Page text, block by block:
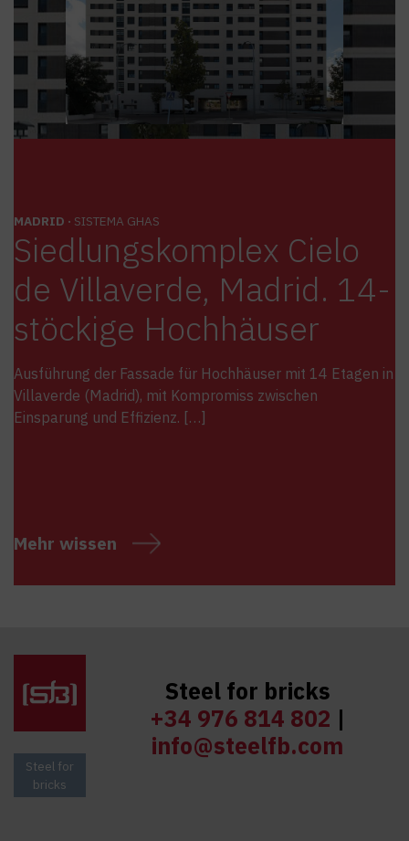
MADRID · SISTEMA GHAS
Siedlungskomplex Cielo
de Villaverde, Madrid. 14-
stöckige Hochhäuser
Ausführung der Fassade für Hochhäuser mit 14 Etagen in
Villaverde (Madrid), mit Kompromiss zwischen
Einsparung und Effizienz. […]
Mehr wissen
Steel for
bricks
Steel for bricks
+34 976 814 802 |
info@steelfb.com